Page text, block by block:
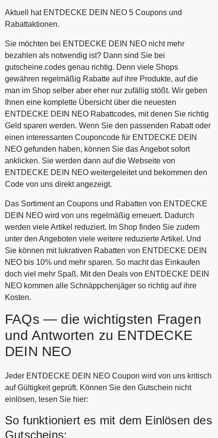
Aktuell hat ENTDECKE DEIN NEO 5 Coupons und
Rabattaktionen.
Sie möchten bei ENTDECKE DEIN NEO nicht mehr
bezahlen als notwendig ist? Dann sind Sie bei
gutscheine.codes genau richtig. Denn viele Shops
gewähren regelmäßig Rabatte auf ihre Produkte, auf die
man im Shop selber aber eher nur zufällig stößt. Wir geben
Ihnen eine komplette Übersicht über die neuesten
ENTDECKE DEIN NEO Rabattcodes, mit denen Sie richtig
Geld sparen werden. Wenn Sie den passenden Rabatt oder
einen interessanten Couponcode für ENTDECKE DEIN
NEO gefunden haben, können Sie das Angebot sofort
anklicken. Sie werden dann auf die Webseite von
ENTDECKE DEIN NEO weitergeleitet und bekommen den
Code von uns direkt angezeigt.
Das Sortiment an Coupons und Rabatten von ENTDECKE
DEIN NEO wird von uns regelmäßig erneuert. Dadurch
werden viele Artikel reduziert. Im Shop finden Sie zudem
unter den Angeboten viele weitere reduzierte Artikel. Und
Sie können mit lukrativen Rabatten von ENTDECKE DEIN
NEO bis 10% und mehr sparen. So macht das Einkaufen
doch viel mehr Spaß. Mit den Deals von ENTDECKE DEIN
NEO kommen alle Schnäppchenjäger so richtig auf ihre
Kosten.
FAQs — die wichtigsten Fragen
und Antworten zu ENTDECKE
DEIN NEO
Jeder ENTDECKE DEIN NEO Coupon wird von uns kritisch
auf Gültigkeit geprüft. Können Sie den Gutschein nicht
einlösen, lesen Sie hier:
So funktioniert es mit dem Einlösen des
Gutscheins: